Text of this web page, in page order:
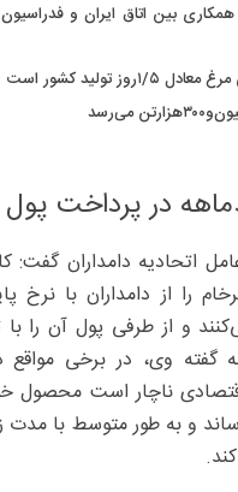
بین اتاق ایران و فدراسیون
در پرداخت پول
اتحادیه دامداران گفت:
را از دامداران با نرخ
و از طرفی پول آن را با
گفته وی، در برخی مواقع
ناچار است محصول